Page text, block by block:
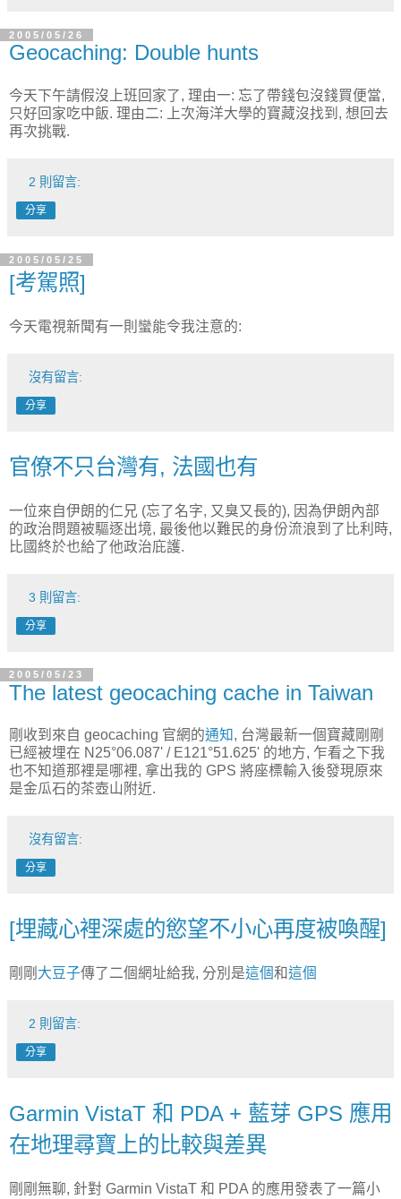
2005/05/26
Geocaching: Double hunts
今天下午請假沒上班回家了, 理由一: 忘了帶錢包沒錢買便當,
只好回家吃中飯. 理由二: 上次海洋大學的寶藏沒找到, 想回去
再次挑戰.
2 則留言:
分享
2005/05/25
[考駕照]
今天電視新聞有一則蠻能令我注意的:
沒有留言:
分享
官僚不只台灣有, 法國也有
一位來自伊朗的仁兄 (忘了名字, 又臭又長的), 因為伊朗內部
的政治問題被驅逐出境, 最後他以難民的身份流浪到了比利時,
比國終於也給了他政治庇護.
3 則留言:
分享
2005/05/23
The latest geocaching cache in Taiwan
剛收到來自 geocaching 官網的通知, 台灣最新一個寶藏剛剛
已經被埋在 N25°06.087' / E121°51.625' 的地方, 乍看之下我
也不知道那裡是哪裡, 拿出我的 GPS 將座標輸入後發現原來
是金瓜石的茶壺山附近.
沒有留言:
分享
[埋藏心裡深處的慾望不小心再度被喚醒]
剛剛 大豆子傳了二個網址給我, 分別是這個和這個
2 則留言:
分享
Garmin VistaT 和 PDA + 藍芽 GPS 應用
在地理尋寶上的比較與差異
剛剛無聊, 針對 Garmin VistaT 和 PDA 的應用發表了一篇小